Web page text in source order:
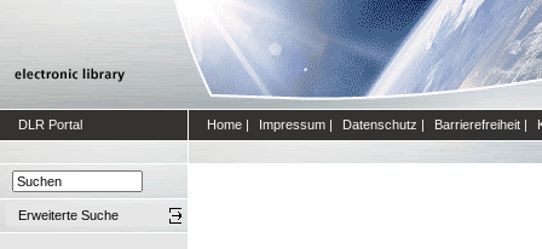
DLR Portal Home | Impressum | Datenschutz | Barrierefreiheit |
Erweiterte Suche